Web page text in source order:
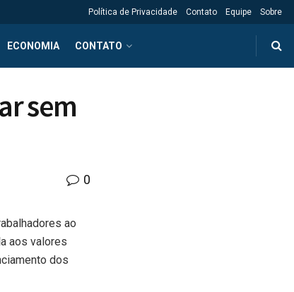
Política de Privacidade Contato Equipe Sobre
ECONOMIA CONTATO
sem
0
ao
aos valores
dos